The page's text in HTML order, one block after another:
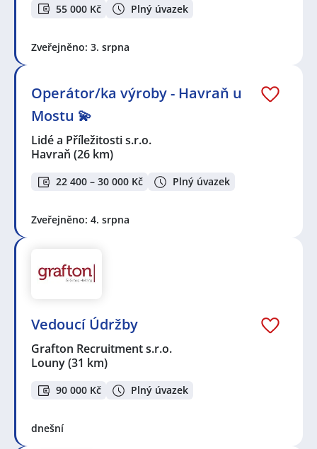
55 000 Kč Plný úvazek
Zveřejněno: 3. srpna
Operátor/ka výroby - Havraň u
Mostu 💫
Lidé a Příležitosti s.r.o.
Havraň (26 km)
22 400 – 30 000 Kč Plný úvazek
Zveřejněno: 4. srpna
Vedoucí Údržby
Grafton Recruitment s.r.o.
Louny(31 km)
90 000 Kč Plný úvazek
dnešní